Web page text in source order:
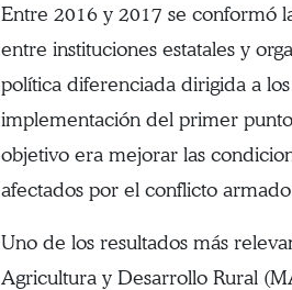
Entre 2016 y 2017 se conformó
entre instituciones estatales y
política diferenciada dirigida a
implementación del primer
objetivo era mejorar las
afectados por el conflicto
Uno de los resultados más
Agricultura y Desarrollo Rural